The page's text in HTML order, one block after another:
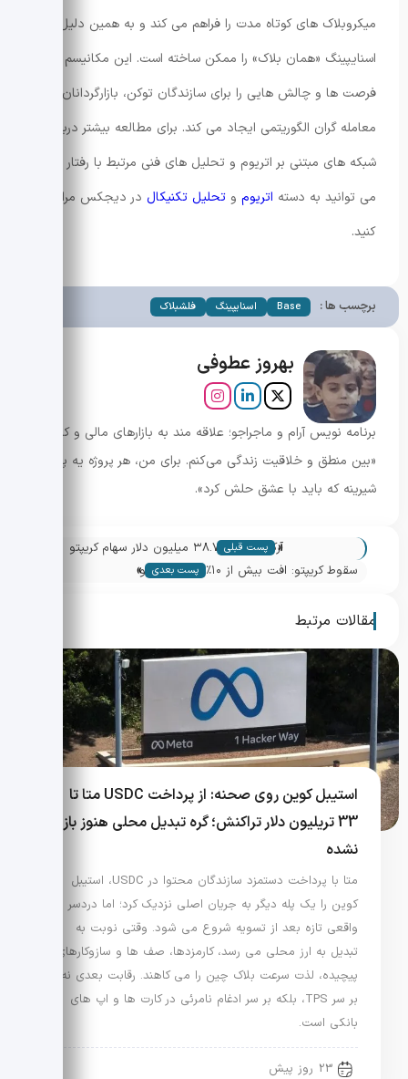
میکروبلاک های کوتاه مدت را فراهم می کند و به همین دلیل
اسنایپینگ «همان بلاک» را ممکن ساخته است. این مکانیسم
فرصت ها و چالش هایی را برای سازندگان توکن، بازارگردانان و
معامله گران الگوریتمی ایجاد می کند. برای مطالعه بیشتر درباره
شبکه های مبتنی بر اتریوم و تحلیل های فنی مرتبط با رفتار بازار
می توانید به دسته اتریوم و تحلیل تکنیکال در دیجکس مراجعه
کنید.
برچسب ها : Base اسنایپینگ فلشبلاک
بهروز عطوفی
برنامه نویس آرام و ماجراجو؛ علاقه مند به بازارهای مالی و کریپتو.
«بین منطق و خلاقیت زندگی می‌کنم. برای من، هر پروژه یه پازل
شیرینه که باید با عشق حلش کرد».
« پست قبلی
آرک اینوست ۳۸.۷ میلیون دلار سهام کریپتو
خرید؛ گزارش کاملسقوط کریپتو: افت بیش از ۱۰٪ بیت کوین و
پست بعدی »
مقالات مرتبط
استیبل کوین روی صحنه: از پرداخت USDC متا تا
33 تریلیون دلار تراکنش؛ گره تبدیل محلی هنوز باز
نشده
متا با پرداخت دستمزد سازندگان محتوا در USDC، استیبل
کوین را یک پله دیگر به جریان اصلی نزدیک کرد؛ اما دردسر
واقعی تازه بعد از تسویه شروع می شود. وقتی نوبت به
تبدیل به ارز محلی می رسد، کارمزدها، صف ها و سازوکارهای
پیچیده، لذت سرعت بلاک چین را می کاهند. رقابت بعدی نه
بر سر TPS، بلکه بر سر ادغام نامرئی در کارت ها و اپ های
بانکی است.
23 روز پیش